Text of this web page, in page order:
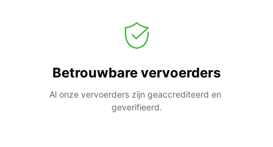
Betrouwbare vervoerders
Al onze vervoerders zijn geaccrediteerd en
geverifieerd.